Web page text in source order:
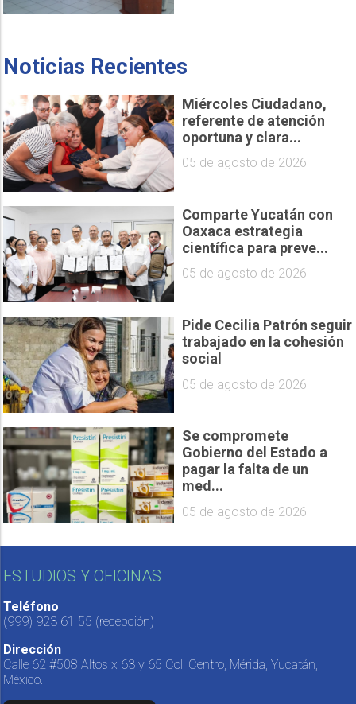
Noticias Recientes
Miércoles Ciudadano,
referente de atención
oportuna y clara...
05 de agosto de 2026
Comparte Yucatán con
Oaxaca estrategia
científica para preve...
05 de agosto de 2026
Pide Cecilia Patrón seguir
trabajado en la cohesión
social
05 de agosto de 2026
Se compromete
Gobierno del Estado a
pagar la falta de un
med...
05 de agosto de 2026
ESTUDIOS Y OFICINAS
Teléfono
(999) 923 61 55 (recepción)
Dirección
Calle 62 #508 Altos x 63 y 65 Col. Centro, Mérida, Yucatán,
México.